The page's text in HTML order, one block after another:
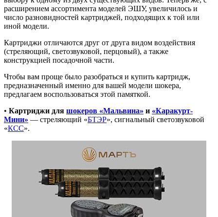
расширением ассортимента моделей ЭШУ, увеличилось и
число разновидностей картриджей, подходящих к той или
иной модели.
Картриджи отличаются друг от друга видом воздействия
(стреляющий, светозвуковой, перцовый), а также
конструкцией посадочной части.
Чтобы вам проще было разобраться и купить картридж,
предназначенный именно для вашей модели шокера,
предлагаем воспользоваться этой памяткой.
• Картриджи для шокеров «Мальвина» и «Каракурт-
Мини» — стреляющий «БТЭР», сигнальный светозвуковой
«КСС».